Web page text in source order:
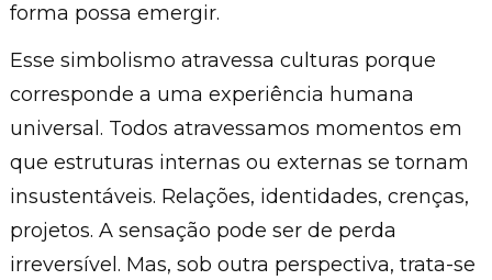
forma possa emergir.
Esse simbolismo atravessa culturas porque
corresponde a uma experiência humana
universal. Todos atravessamos momentos em
que estruturas internas ou externas se tornam
insustentáveis. Relações, identidades, crenças,
projetos. A sensação pode ser de perda
irreversível. Mas, sob outra perspectiva, trata-se